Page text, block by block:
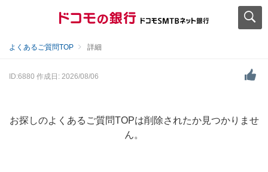
よくあるご質問TOP 詳細
ID:6880 作成日: 2026/08/06
お探しのよくあるご質問TOPは削除されたか見つかりませ
ん。